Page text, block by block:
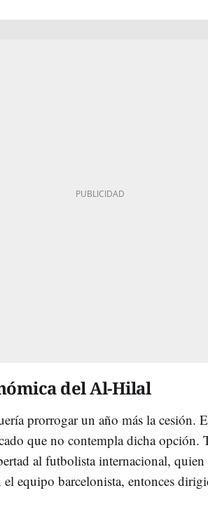
del Al-Hilal
prorrogar un año más la cesión.
que no contempla dicha opción.
al futbolista internacional,
equipo barcelonista, entonces